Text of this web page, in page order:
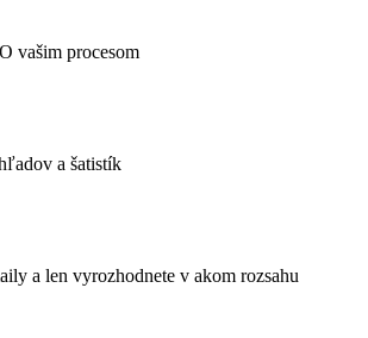
vašim procesom
a šatistík
a len vyrozhodnete v akom rozsahu